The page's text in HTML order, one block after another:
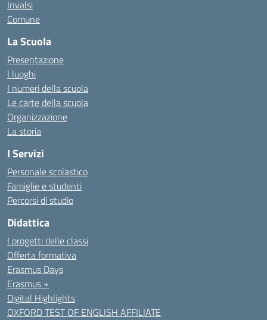
Invalsi
Comune
La Scuola
Presentazione
I luoghi
I numeri della scuola
Le carte della scuola
Organizzazione
La storia
I Servizi
Personale scolastico
Famiglie e studenti
Percorsi di studio
Didattica
I progetti delle classi
Offerta formativa
Erasmus Days
Erasmus +
Digital Highlights
OXFORD TEST OF ENGLISH AFFILIATE